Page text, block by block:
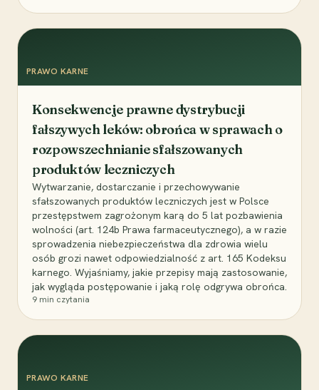
PRAWO KARNE
Konsekwencje prawne dystrybucji
fałszywych leków: obrońca w sprawach o
rozpowszechnianie sfałszowanych
produktów leczniczych
Wytwarzanie, dostarczanie i przechowywanie
sfałszowanych produktów leczniczych jest w Polsce
przestępstwem zagrożonym karą do 5 lat pozbawienia
wolności (art. 124b Prawa farmaceutycznego), a w razie
sprowadzenia niebezpieczeństwa dla zdrowia wielu
osób grozi nawet odpowiedzialność z art. 165 Kodeksu
karnego. Wyjaśniamy, jakie przepisy mają zastosowanie,
jak wygląda postępowanie i jaką rolę odgrywa obrońca.
9 min czytania
PRAWO KARNE